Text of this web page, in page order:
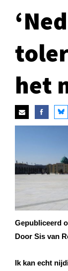
het
Gepubliceerd
Door Sis van
Ik kan echt